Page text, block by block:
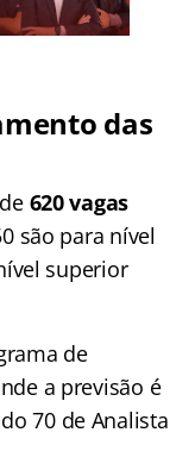
das
620 vagas
são para nível
superior
de
a previsão é
70 de Analista